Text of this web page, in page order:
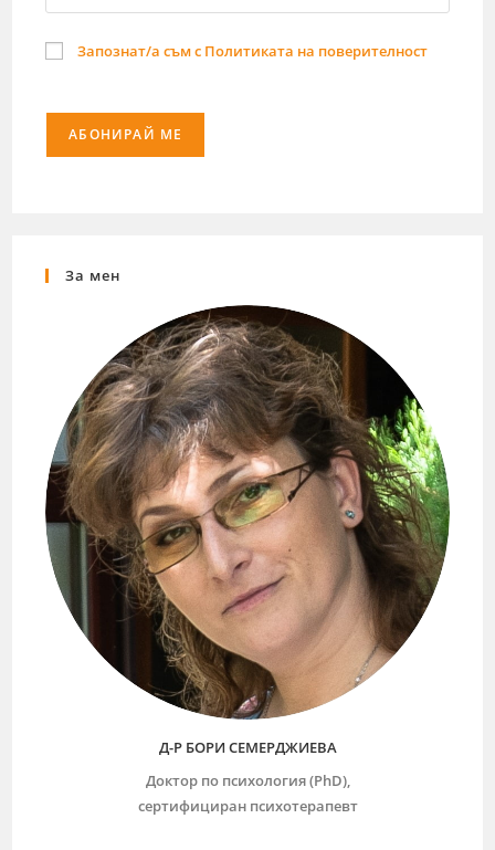
Запознат/а съм с Политиката на поверителност
За мен
Д-Р БОРИ СЕМЕРДЖИЕВА
Доктор по психология (PhD),
сертифициран психотерапевт